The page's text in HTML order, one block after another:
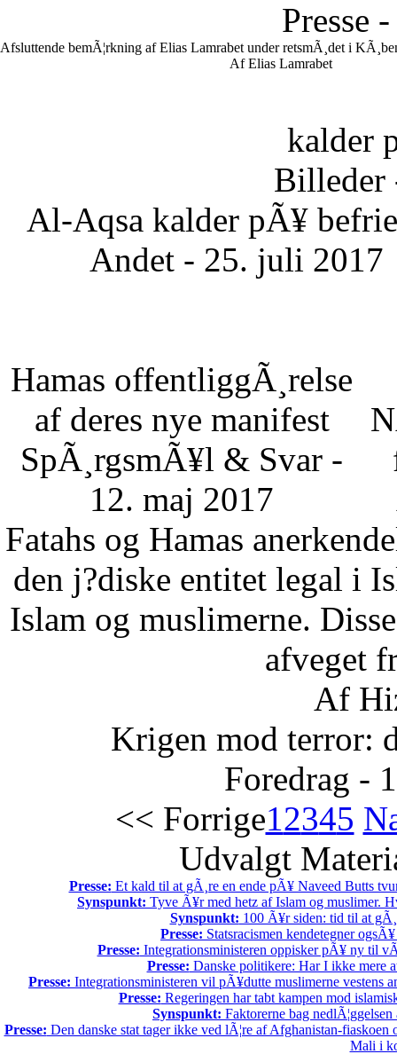
Presse
Afsluttende bemÃ¦rkning af Elias Lamrabet under retsmÃ¸det i
Af Elias Lamrabet
kalder
Billeder
Al-Aqsa kalder pÃ¥
Andet - 25. juli 2017
Hamas offentliggÃ¸relse
af deres nye manifest
SpÃ¸rgsmÃ¥l & Svar -
12. maj 2017
Fatahs og Hamas
den j?diske entitet legal i
Islam og muslimerne.
afveget
Af
Krigen mod terror:
Foredrag -
<< Forrige12345
Udvalgt
Presse: Et kald til at gÃ¸re en ende pÃ¥ Naveed Butts
Synspunkt: Tyve Ã¥r med hetz af Islam og muslimer.
Synspunkt: 100 Ã¥r siden: tid til at
Presse: Statsracismen kendetegner
Presse: Integrationsministeren oppisker pÃ¥ ny til
Presse: Danske politikere: Har I ikke mere
Presse: Integrationsministeren vil pÃ¥dutte muslimerne vestens
Presse: Regeringen har tabt kampen mod
Synspunkt: Faktorerne bag
Presse: Den danske stat tager ikke ved lÃ¦re af Afghanistan-fiaskoen
Mali i